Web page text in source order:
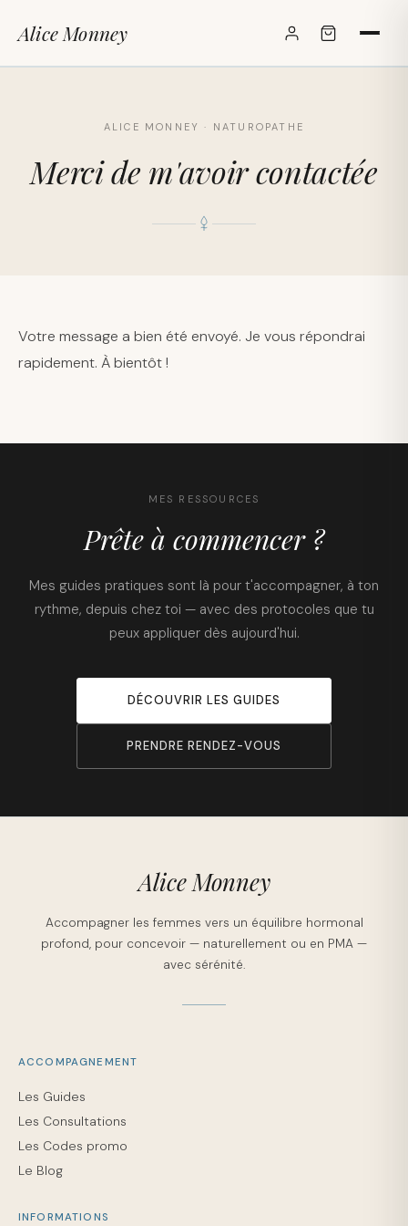
Alice Monney
ALICE MONNEY · NATUROPATHE
Merci de m'avoir contactée
Votre message a bien été envoyé. Je vous répondrai
rapidement. À bientôt !
MES RESSOURCES
Prête à commencer ?
Mes guides pratiques sont là pour t'accompagner, à ton
rythme, depuis chez toi — avec des protocoles que tu
peux appliquer dès aujourd'hui.
DÉCOUVRIR LES GUIDES
PRENDRE RENDEZ-VOUS
Alice Monney
Accompagner les femmes vers un équilibre hormonal
profond, pour concevoir — naturellement ou en PMA —
avec sérénité.
ACCOMPAGNEMENT
Les Guides
Les Consultations
Les Codes promo
Le Blog
INFORMATIONS